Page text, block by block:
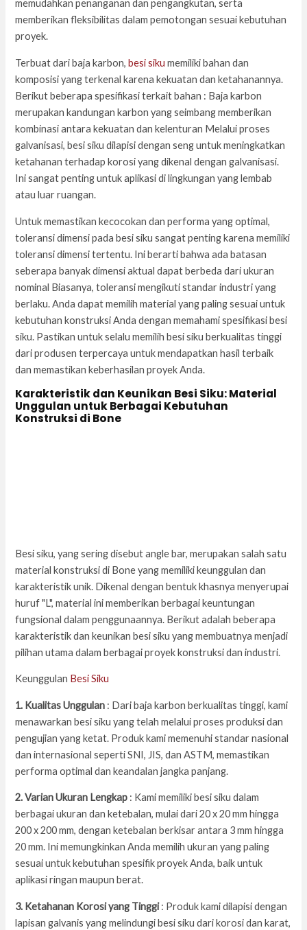
memudahkan penanganan dan pengangkutan, serta
memberikan fleksibilitas dalam pemotongan sesuai kebutuhan
proyek.
Terbuat dari baja karbon,besi siku memiliki bahan dan
komposisi yang terkenal karena kekuatan dan ketahanannya.
Berikut beberapa spesifikasi terkait bahan : Baja karbon
merupakan kandungan karbon yang seimbang memberikan
kombinasi antara kekuatan dan kelenturan Melalui proses
galvanisasi, besi siku dilapisi dengan seng untuk meningkatkan
ketahanan terhadap korosi yang dikenal dengan galvanisasi.
Ini sangat penting untuk aplikasi di lingkungan yang lembab
atau luar ruangan.
Untuk memastikan kecocokan dan performa yang optimal,
toleransi dimensi pada besi siku sangat penting karena memiliki
toleransi dimensi tertentu. Ini berarti bahwa ada batasan
seberapa banyak dimensi aktual dapat berbeda dari ukuran
nominal Biasanya, toleransi mengikuti standar industri yang
berlaku. Anda dapat memilih material yang paling sesuai untuk
kebutuhan konstruksi Anda dengan memahami spesifikasi besi
siku. Pastikan untuk selalu memilih besi siku berkualitas tinggi
dari produsen terpercaya untuk mendapatkan hasil terbaik
dan memastikan keberhasilan proyek Anda.
Karakteristik dan Keunikan Besi Siku: Material
Unggulan untuk Berbagai Kebutuhan
Konstruksi di Bone
Besi siku, yang sering disebut angle bar, merupakan salah satu
material konstruksi di Bone yang memiliki keunggulan dan
karakteristik unik. Dikenal dengan bentuk khasnya menyerupai
huruf "L", material ini memberikan berbagai keuntungan
fungsional dalam penggunaannya. Berikut adalah beberapa
karakteristik dan keunikan besi siku yang membuatnya menjadi
pilihan utama dalam berbagai proyek konstruksi dan industri.
Keunggulan Besi Siku
1. Kualitas Unggulan : Dari baja karbon berkualitas tinggi, kami
menawarkan besi siku yang telah melalui proses produksi dan
pengujian yang ketat. Produk kami memenuhi standar nasional
dan internasional seperti SNI, JIS, dan ASTM, memastikan
performa optimal dan keandalan jangka panjang.
2. Varian Ukuran Lengkap : Kami memiliki besi siku dalam
berbagai ukuran dan ketebalan, mulai dari 20 x 20 mm hingga
200 x 200 mm, dengan ketebalan berkisar antara 3 mm hingga
20 mm. Ini memungkinkan Anda memilih ukuran yang paling
sesuai untuk kebutuhan spesifik proyek Anda, baik untuk
aplikasi ringan maupun berat.
3. Ketahanan Korosi yang Tinggi: Produk kami dilapisi dengan
lapisan galvanis yang melindungi besi siku dari korosi dan karat,